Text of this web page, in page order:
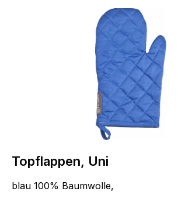
Bildergalerie überspringen
Topflappen, Uni
blau 100% Baumwolle,